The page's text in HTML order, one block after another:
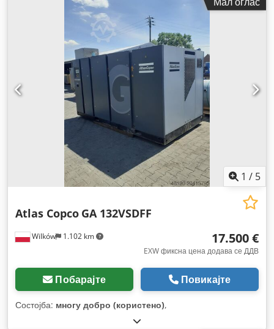
1 / 5
Wilków 1.102 km
Atlas Copco GA 132VSDFF
17.500 €
EXW фиксна цена додава се ДДВ
Побарајте Повикајте
Состојба: многу добро (користено),